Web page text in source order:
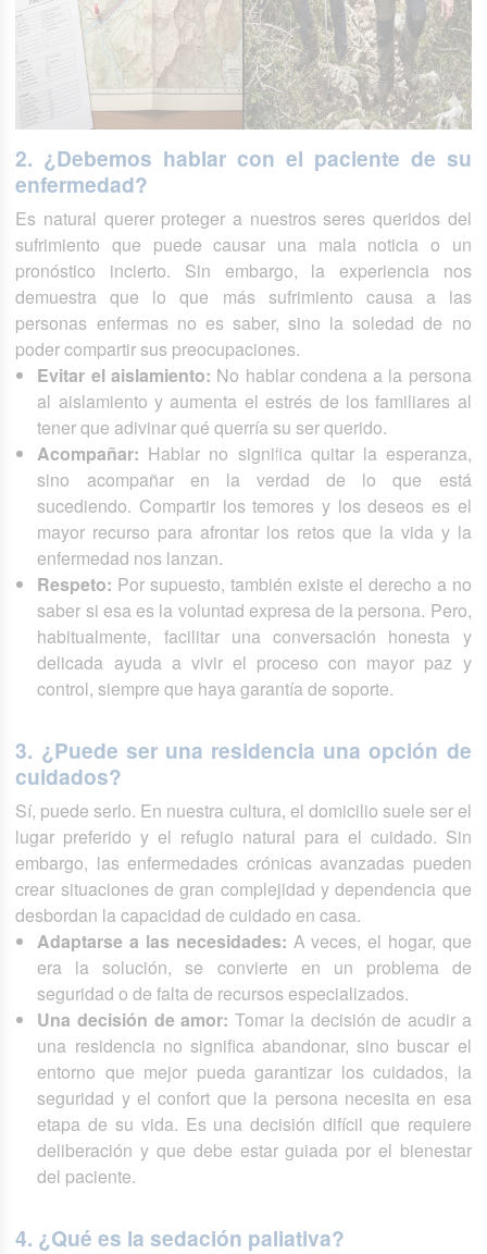
2. ¿Debemos hablar con el paciente de su
enfermedad?
Es natural querer proteger a nuestros seres queridos del
sufrimiento que puede causar una mala noticia o un
pronóstico incierto. Sin embargo, la experiencia nos
demuestra que lo que más sufrimiento causa a las
personas enfermas no es saber, sino la soledad de no
poder compartir sus preocupaciones.
Evitar el aislamiento: No hablar condena a la persona
al aislamiento y aumenta el estrés de los familiares al
tener que adivinar qué querría su ser querido.
Acompañar: Hablar no significa quitar la esperanza,
sino acompañar en la verdad de lo que está
sucediendo. Compartir los temores y los deseos es el
mayor recurso para afrontar los retos que la vida y la
enfermedad nos lanzan.
Respeto: Por supuesto, también existe el derecho a no
saber si esa es la voluntad expresa de la persona. Pero,
habitualmente, facilitar una conversación honesta y
delicada ayuda a vivir el proceso con mayor paz y
control, siempre que haya garantía de soporte.
3. ¿Puede ser una residencia una opción de
cuidados?
Sí, puede serlo. En nuestra cultura, el domicilio suele ser el
lugar preferido y el refugio natural para el cuidado. Sin
embargo, las enfermedades crónicas avanzadas pueden
crear situaciones de gran complejidad y dependencia que
desbordan la capacidad de cuidado en casa.
Adaptarse a las necesidades: A veces, el hogar, que
era la solución, se convierte en un problema de
seguridad o de falta de recursos especializados.
Una decisión de amor: Tomar la decisión de acudir a
una residencia no significa abandonar, sino buscar el
entorno que mejor pueda garantizar los cuidados, la
seguridad y el confort que la persona necesita en esa
etapa de su vida. Es una decisión difícil que requiere
deliberación y que debe estar guiada por el bienestar
del paciente.
4. ¿Qué es la sedación paliativa?